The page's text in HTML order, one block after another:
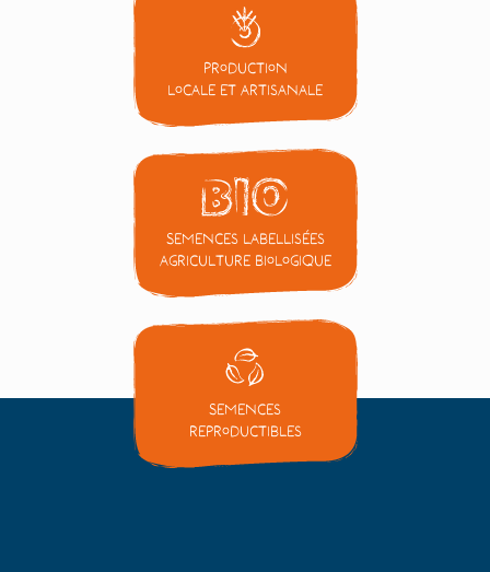
Production
locale et artisanale
Semences labellisées
Agriculture Biologique
Semences
reproductibles